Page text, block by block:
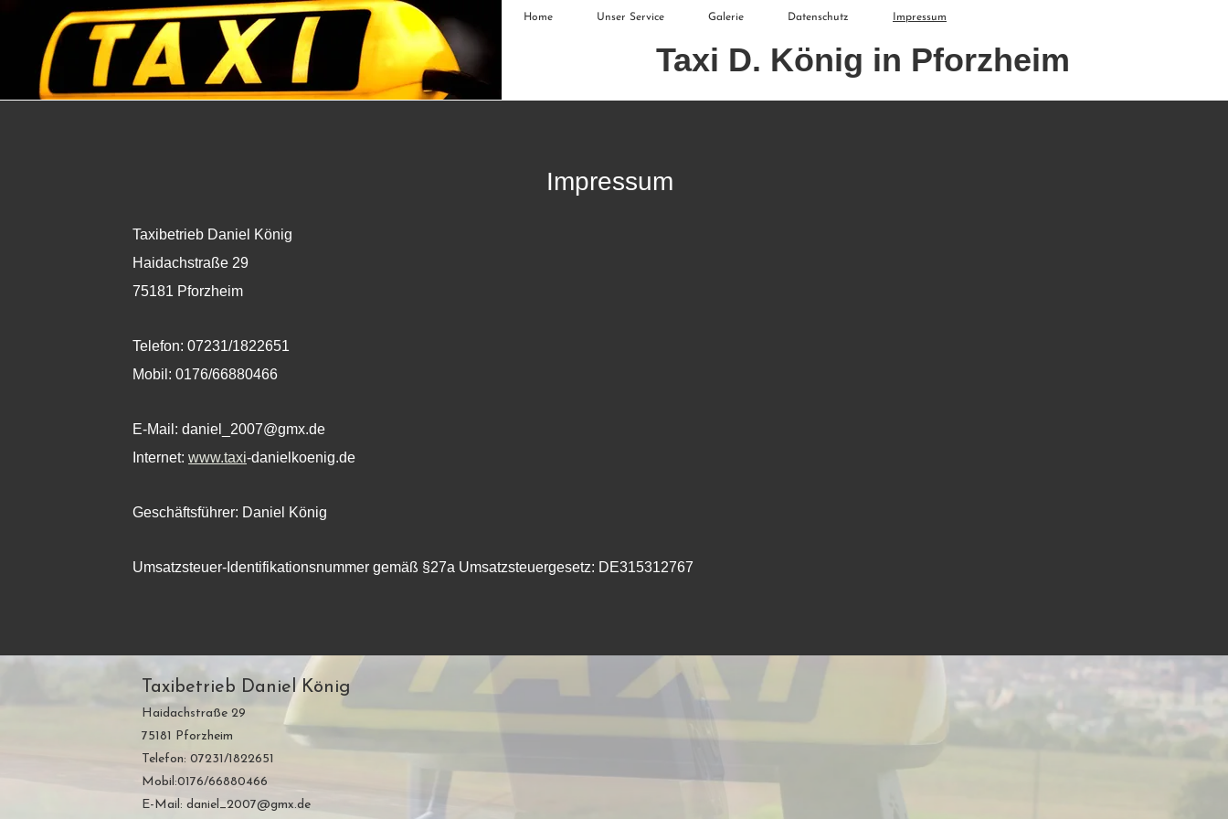
Taxi D. König in Pforzheim
Home Unser Service Galerie Datenschutz Impressum
Impre​ssum
Taxibetrieb Daniel König
Haidachstraße 29
75181 Pforzheim
Telefon: 07231/1822651
Mobil: 0176/66880466
E-Mail: daniel_2007@gmx.de
Internet: www.taxi-danielkoenig.de
Geschäftsführer: Daniel König
Umsatzsteuer-Identifikationsnummer gemäß §27a Umsatzsteuergesetz: DE315312767
Taxibetrieb Daniel König
Haidachstraße 29
75181 Pforzheim
Telefon: 07231/1822651
Mobil:0176/66880466
E-Mail: daniel_2007@gmx.de